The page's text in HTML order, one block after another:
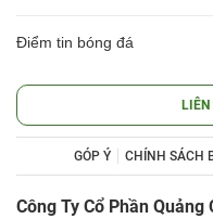
Điểm tin bóng đá
LIÊN
GÓP Ý CHÍNH SÁCH
Công Ty Cổ Phần